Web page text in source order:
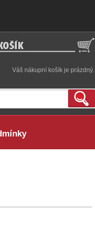
Váš nákupní košík je prázdný.